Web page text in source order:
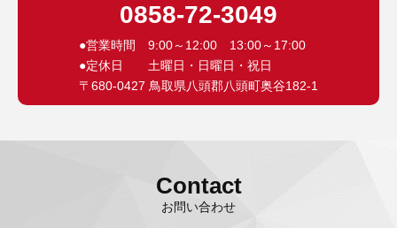
0858-72-3049
●営業時間 9:00～12:00 13:00～17:00
●定休日 土曜日・日曜日・祝日
〒680-0427 鳥取県八頭郡八頭町奥谷182-1
Contact
お問い合わせ